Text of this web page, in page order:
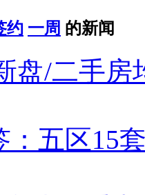
约 一周 的新闻
盘/二手房
：五区15